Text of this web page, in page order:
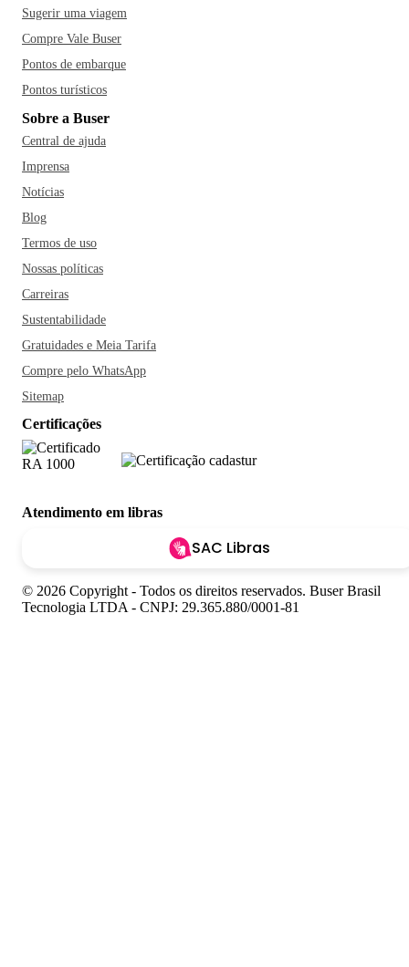
Sugerir uma viagem
Compre Vale Buser
Pontos de embarque
Pontos turísticos
Sobre a Buser
Central de ajuda
Imprensa
Notícias
Blog
Termos de uso
Nossas políticas
Carreiras
Sustentabilidade
Gratuidades e Meia Tarifa
Compre pelo WhatsApp
Sitemap
Certificações
Atendimento em libras
SAC Libras
© 2026 Copyright - Todos os direitos reservados. Buser Brasil
Tecnologia LTDA - CNPJ: 29.365.880/0001-81